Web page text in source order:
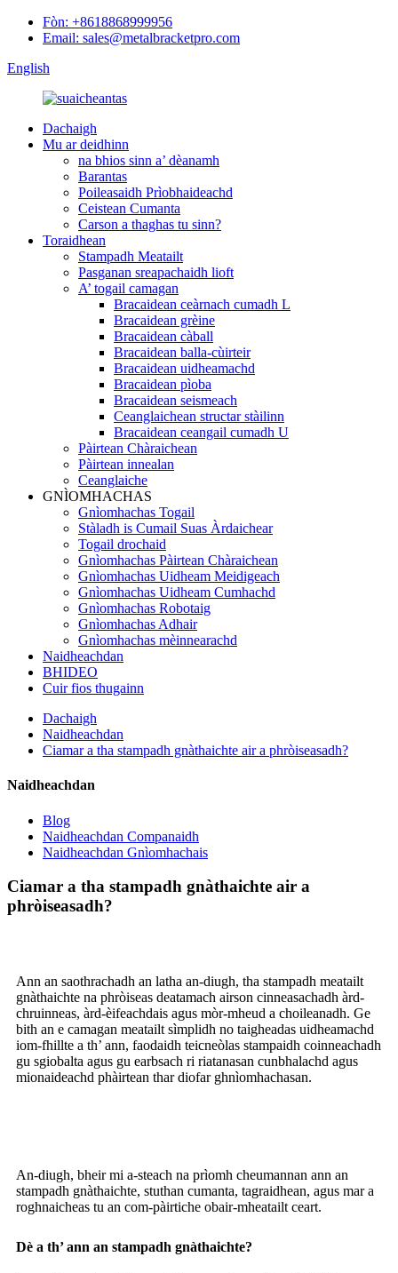
Fòn: +8618868999956
Email: sales@metalbracketpro.com
English
Dachaigh
Mu ar deidhinn
na bhios sinn a’ dèanamh
Barantas
Poileasaidh Prìobhaideachd
Ceistean Cumanta
Carson a thaghas tu sinn?
Toraidhean
Stampadh Meatailt
Pasganan sreapachaidh lioft
A’ togail camagan
Bracaidean ceàrnach cumadh L
Bracaidean grèine
Bracaidean càball
Bracaidean balla-cùirteir
Bracaidean uidheamachd
Bracaidean pìoba
Bracaidean seismeach
Ceanglaichean structar stàilinn
Bracaidean ceangail cumadh U
Pàirtean Chàraichean
Pàirtean innealan
Ceanglaiche
GNÌOMHACHAS
Gnìomhachas Togail
Stàladh is Cumail Suas Àrdaichear
Togail drochaid
Gnìomhachas Pàirtean Chàraichean
Gnìomhachas Uidheam Meidigeach
Gnìomhachas Uidheam Cumhachd
Gnìomhachas Robotaig
Gnìomhachas Adhair
Gnìomhachas mèinnearachd
Naidheachdan
BHIDEO
Cuir fios thugainn
Dachaigh
Naidheachdan
Ciamar a tha stampadh gnàthaichte air a phròiseasadh?
Naidheachdan
Blog
Naidheachdan Companaidh
Naidheachdan Gnìomhachais
Ciamar a tha stampadh gnàthaichte air a
phròiseasadh?
Ann an saothrachadh an latha an-diugh, tha stampadh meatailt
gnàthaichte na phròiseas deatamach airson cinneasachadh àrd-
chruinneas, àrd-èifeachdais agus mòr-mheud a choileanadh. Ge
bith an e camagan meatailt sìmplidh no taigheadas uidheamachd
iom-fhillte a th’ ann, faodaidh teicneòlas stampaidh coinneachadh
gu sgiobalta agus gu earbsach ri riatanasan cunbhalachd agus
mionaideachd phàirtean thar diofar ghnìomhachasan.
An-diugh, bheir mi a-steach na prìomh cheumannan ann an
stampadh gnàthaichte, stuthan cumanta, tagraidhean, agus mar a
roghnaicheas tu an com-pàirtiche obair-mheatailt ceart.
Dè a th’ ann an stampadh gnàthaichte?